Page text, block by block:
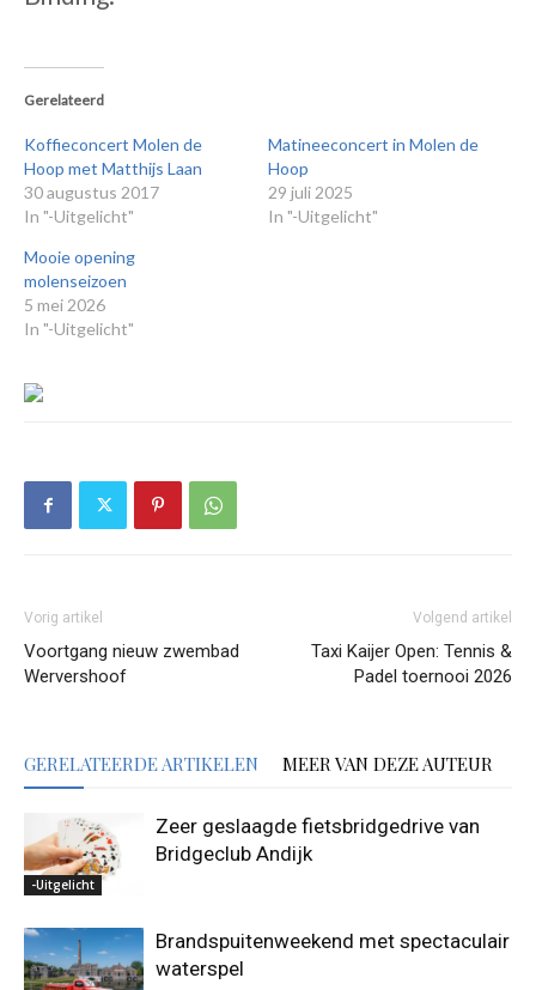
Gerelateerd
Koffieconcert Molen de
Hoop met Matthijs Laan
30 augustus 2017
In "-Uitgelicht"
Matineeconcert in Molen de
Hoop
29 juli 2025
In "-Uitgelicht"
Mooie opening
molenseizoen
5 mei 2026
In "-Uitgelicht"
Vorig artikel
Voortgang nieuw zwembad
Wervershoof
Volgend artikel
Taxi Kaijer Open: Tennis &
Padel toernooi 2026
GERELATEERDE ARTIKELEN MEER VAN DEZE AUTEUR
-Uitgelicht
Zeer geslaagde fietsbridgedrive van
Bridgeclub Andijk
Brandspuitenweekend met spectaculair
waterspel